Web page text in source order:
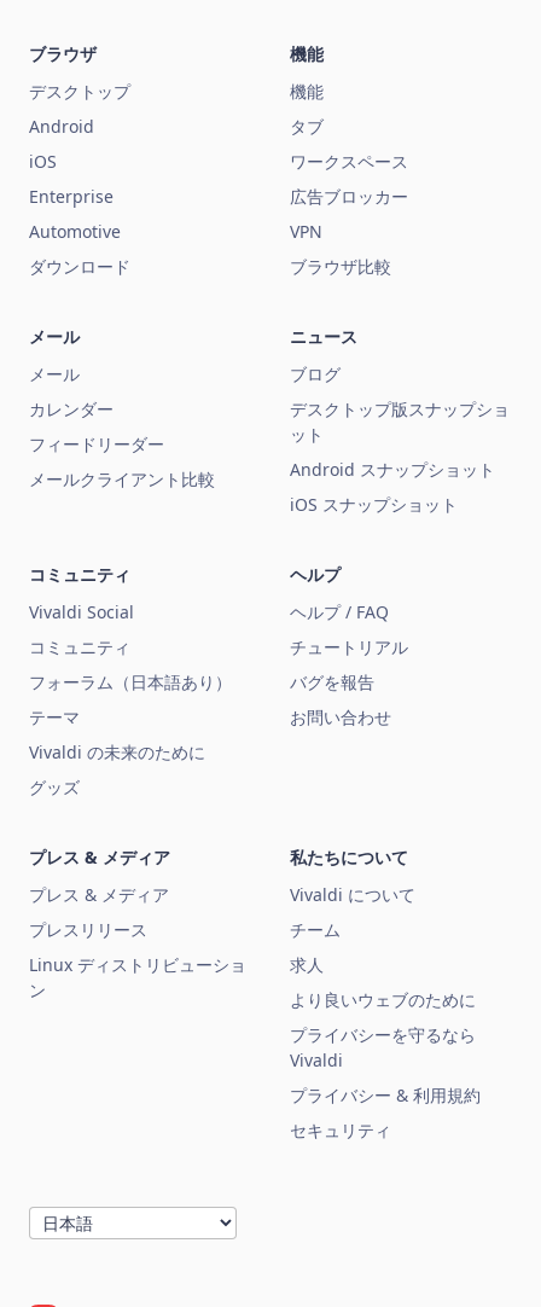
ブラウザ
デスクトップ
Android
iOS
Enterprise
Automotive
ダウンロード
機能
機能
タブ
ワークスペース
広告ブロッカー
VPN
ブラウザ比較
メール
メール
カレンダー
フィードリーダー
メールクライアント比較
ニュース
ブログ
デスクトップ版スナップショ
ット
Android スナップショット
iOS スナップショット
コミュニティ
Vivaldi Social
コミュニティ
フォーラム（日本語あり）
テーマ
Vivaldi の未来のために
グッズ
ヘルプ
ヘルプ / FAQ
チュートリアル
バグを報告
お問い合わせ
プレス & メディア
プレス & メディア
プレスリリース
Linux ディストリビューショ
ン
私たちについて
Vivaldi について
チーム
求人
より良いウェブのために
プライバシーを守るなら
Vivaldi
プライバシー & 利用規約
セキュリティ